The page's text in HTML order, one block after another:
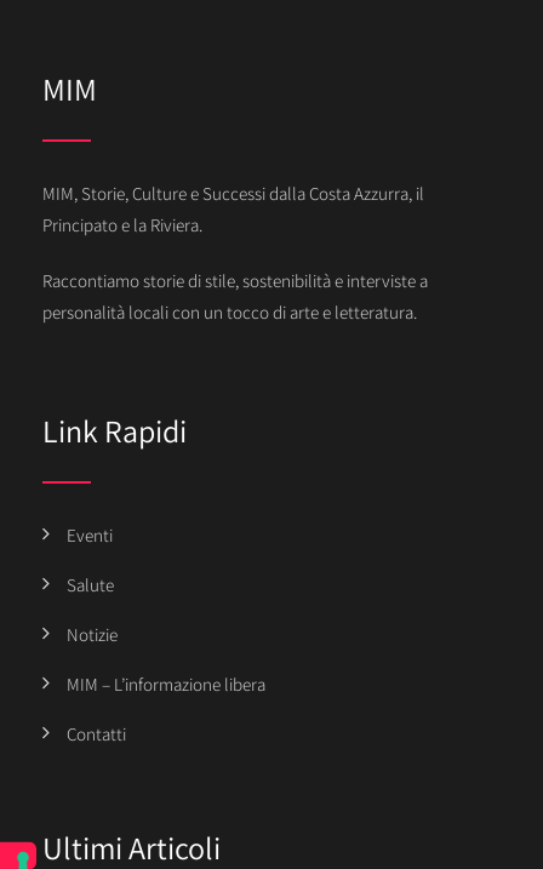
MIM
MIM, Storie, Culture e Successi dalla Costa Azzurra, il
Principato e la Riviera.
Raccontiamo storie di stile, sostenibilità e interviste a
personalità locali con un tocco di arte e letteratura.
Link Rapidi
Eventi
Salute
Notizie
MIM – L’informazione libera
Contatti
Ultimi Articoli